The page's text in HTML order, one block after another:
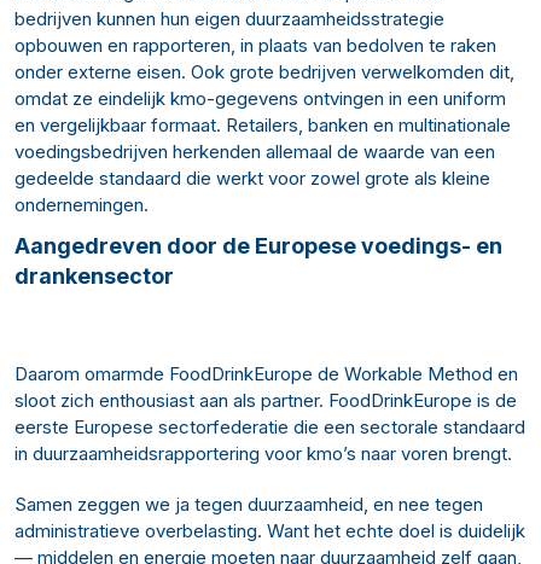
bedrijven kunnen hun eigen duurzaamheidsstrategie
opbouwen en rapporteren, in plaats van bedolven te raken
onder externe eisen. Ook grote bedrijven verwelkomden dit,
omdat ze eindelijk kmo-gegevens ontvingen in een uniform
en vergelijkbaar formaat. Retailers, banken en multinationale
voedingsbedrijven herkenden allemaal de waarde van een
gedeelde standaard die werkt voor zowel grote als kleine
ondernemingen.
Aangedreven door de Europese voedings- en
drankensector
Daarom omarmde FoodDrinkEurope de Workable Method en
sloot zich enthousiast aan als partner. FoodDrinkEurope is de
eerste Europese sectorfederatie die een sectorale standaard
in duurzaamheidsrapportering voor kmo’s naar voren brengt.
Samen zeggen we ja tegen duurzaamheid, en nee tegen
administratieve overbelasting. Want het echte doel is duidelijk
— middelen en energie moeten naar duurzaamheid zelf gaan,